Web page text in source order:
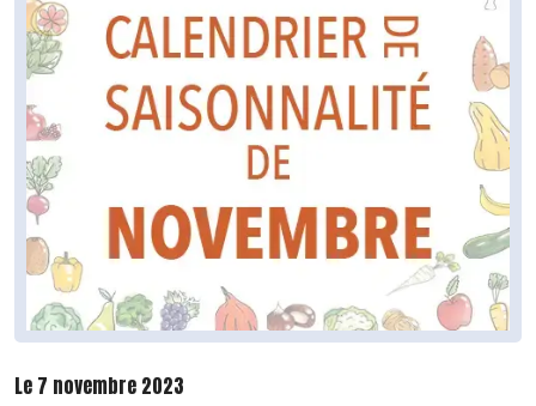
Le 7 novembre 2023